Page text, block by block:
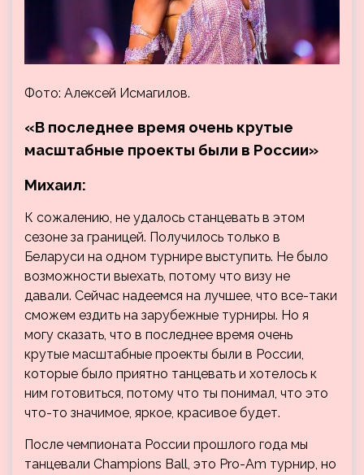
Фото: Алексей Исмагилов.
«В последнее время очень крутые
масштабные проекты были в России»
Михаил:
К сожалению, не удалось станцевать в этом
сезоне за границей. Получилось только в
Беларуси на одном турнире выступить. Не было
возможности выехать, потому что визу не
давали. Сейчас надеемся на лучшее, что все-таки
сможем ездить на зарубежные турниры. Но я
могу сказать, что в последнее время очень
крутые масштабные проекты были в России,
которые было приятно танцевать и хотелось к
ним готовиться, потому что ты понимал, что это
что-то значимое, яркое, красивое будет.
После чемпионата России прошлого года мы
танцевали Champions Ball, это Pro-Am турнир, но